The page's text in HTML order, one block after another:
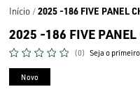
Início 2025 -186 FIVE PANEL
2025 -186 FIVE PANEL
(0) Seja o
Novo